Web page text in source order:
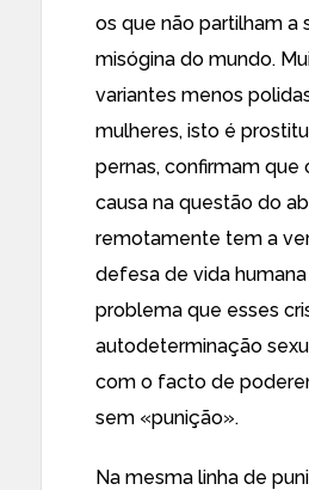
os que não partilham a
misógina do mundo.
variantes menos
mulheres, isto é
pernas, confirmam que
causa na questão do
remotamente tem a
defesa de vida
problema que esses
autodeterminação
com o facto de
sem «punição».
Na mesma linha de